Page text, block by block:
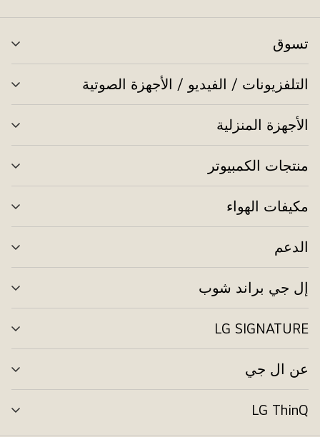
تسوق
التلفزيونات / الفيديو / الأجهزة الصوتية
الأجهزة المنزلية
منتجات الكمبيوتر
مكيفات الهواء
الدعم
إل جي براند شوب
LG SIGNATURE
عن ال جي
LG ThinQ